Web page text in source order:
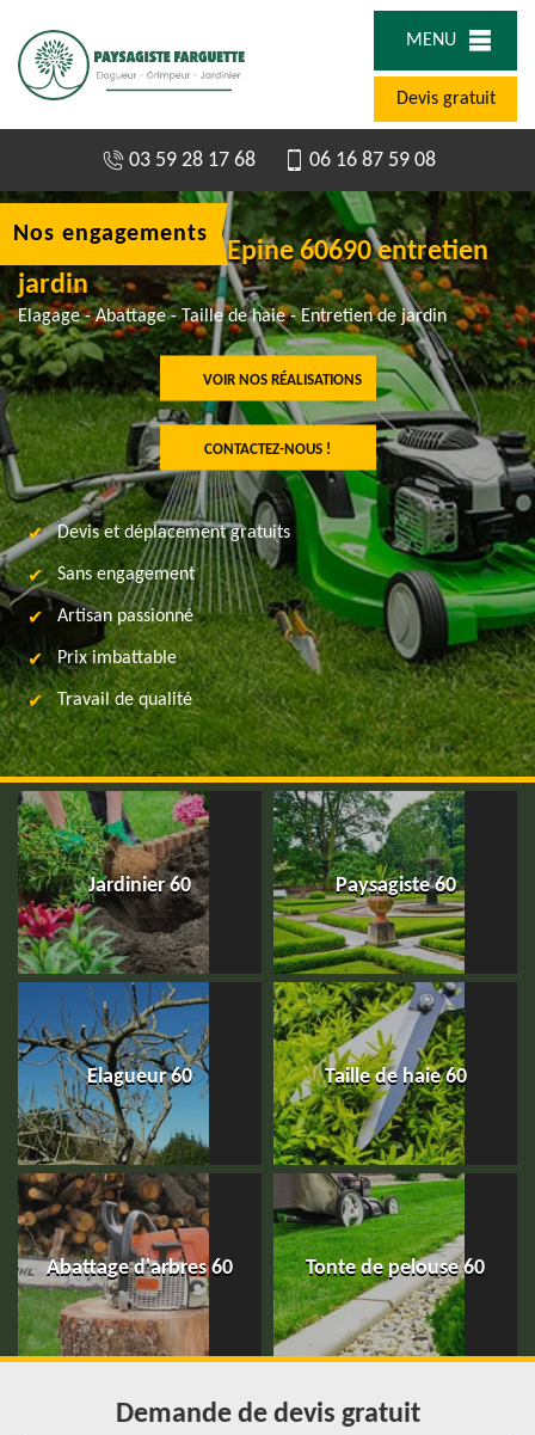
MENU
Devis gratuit
03 59 28 17 68 06 16 87 59 08
Jardinier à Haute Epine 60690 entretien
jardin
Elagage - Abattage - Taille de haie - Entretien de jardin
VOIR NOS RÉALISATIONS
CONTACTEZ-NOUS !
Nos engagements
Devis et déplacement gratuits
Sans engagement
Artisan passionné
Prix imbattable
Travail de qualité
Jardinier 60 Paysagiste 60
Elagueur 60 Taille de haie 60
Abattage d'arbres 60 Tonte de pelouse 60
Demande de devis gratuit